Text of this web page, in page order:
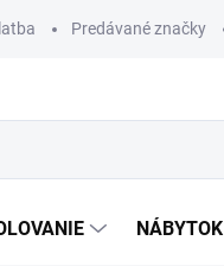
Predávané značky
NÁBYTOK